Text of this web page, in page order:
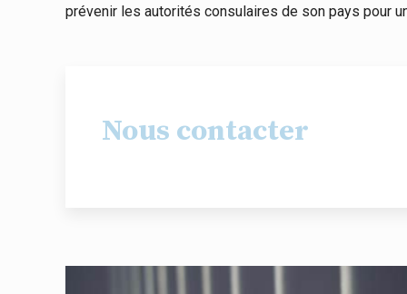
prévenir les autorités consulaires de son pays pour
Nous contacter